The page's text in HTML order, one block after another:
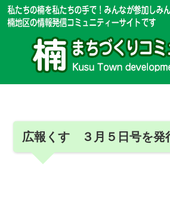
広報くす ３月５日号を発